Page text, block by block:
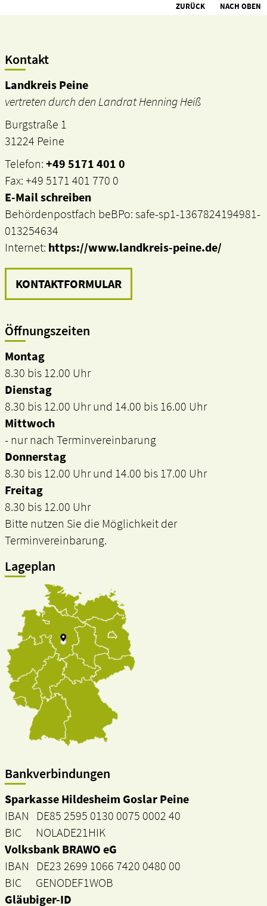
ZURÜCK NACH OBEN
Kontakt
Landkreis Peine
vertreten durch den Landrat Henning Heiß
Burgstraße 1
31224 Peine
Telefon:+49 5171 401 0
Fax: +49 5171 401 770 0
E-Mail schreiben
Behördenpostfach beBPo: safe-sp1-1367824194981-
013254634
Internet: https://www.landkreis-peine.de/
KONTAKTFORMULAR
Öffnungszeiten
Montag
8.30 bis 12.00 Uhr
Dienstag
8.30 bis 12.00 Uhr und 14.00 bis 16.00 Uhr
Mittwoch
- nur nach Terminvereinbarung
Donnerstag
8.30 bis 12.00 Uhr und 14.00 bis 17.00 Uhr
Freitag
8.30 bis 12.00 Uhr
Bitte nutzen Sie die Möglichkeit der
Terminvereinbarung.
Lageplan
Bankverbindungen
Sparkasse Hildesheim Goslar Peine
IBAN DE85 2595 0130 0075 0002 40
BIC NOLADE21HIK
Volksbank BRAWO eG
IBAN DE23 2699 1066 7420 0480 00
BIC GENODEF1WOB
Gläubiger-ID